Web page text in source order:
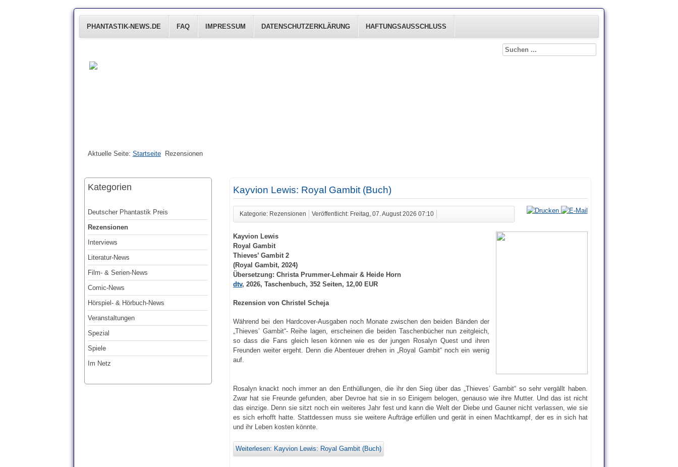
PHANTASTIK-NEWS.DE FAQ IMPRESSUM DATENSCHUTZERKLÄRUNG HAFTUNGSAUSSCHLUSS
Aktuelle Seite: Startseite Rezensionen
Kategorien
Deutscher Phantastik Preis
Rezensionen
Interviews
Literatur-News
Film- & Serien-News
Comic-News
Hörspiel- & Hörbuch-News
Veranstaltungen
Spezial
Spiele
Im Netz
Kayvion Lewis: Royal Gambit (Buch)
Kategorie: Rezensionen Veröffentlicht: Freitag, 07. August 2026 07:10
Kayvion Lewis
Royal Gambit
Thieves’ Gambit 2
(Royal Gambit, 2024)
Übersetzung: Christa Prummer-Lehmair & Heide Horn
dtv, 2026, Taschenbuch, 352 Seiten, 12,00 EUR
Rezension von Christel Scheja
Während bei den Hardcover-Ausgaben noch Monate zwischen den beiden Bänden der
„Thieves’ Gambit“- Reihe lagen, erscheinen die beiden Taschenbücher nun zeitgleich,
so dass die Fans gleich lesen können wie es der jungen Rosalyn Quest und ihren
Freunden weiter ergeht. Denn die Abenteuer drehen in „Royal Gambit“ noch ein wenig
auf.
Rosalyn knackt noch immer an den Enthüllungen, die ihr den Sieg über das „Thieves’ Gambit“ so sehr vergällt haben.
Zwar hat sie Freunde gefunden, aber Devroe hat sie in so Einigem belogen, genauso wie ihre Mutter. Und das ist nicht
das einzige. Denn sie sitzt noch ein weiteres Jahr fest und kann die Welt der Diebe und Gauner nicht verlassen, wie sie
es sich erhofft hatte. Stattdessen muss sie weitere Aufträge erfüllen und gerät in einen Machtkampf, der es in sich hat
und ihr Leben kosten könnte.
Weiterlesen: Kayvion Lewis: Royal Gambit (Buch)